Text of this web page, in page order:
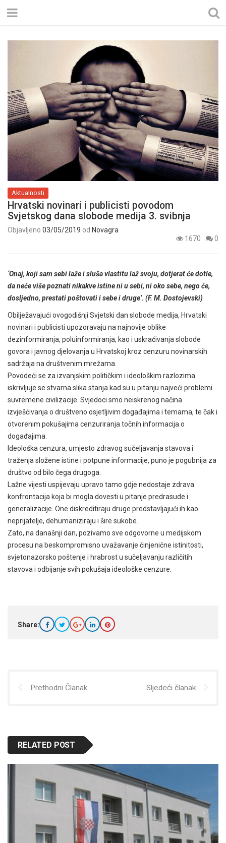
Aktualnosti
Hrvatski novinari i publicisti povodom
Svjetskog dana slobode medija 3. svibnja
Objavljeno 03/05/2019 od Novagra
1670
0
‘Onaj, koji sam sebi laže i sluša vlastitu laž svoju, dotjerat će dotle,
da neće više poznati nikakve istine ni u sebi, ni oko sebe, nego će,
dosljedno, prestati poštovati i sebe i druge’. (F. M. Dostojevski)
Obilježavajući ovogodišnji Svjetski dan slobode medija, Hrvatski
novinari i publicisti upozoravaju na najnovije oblike
dezinformiranja, poluinformiranja, kao i uskraćivanja slobode
govora i javnog djelovanja u Hrvatskoj kroz cenzuru novinarskih
sadržaja na društvenim mrežama.
Povodeći se za izvanjskim političkim i ideološkim razlozima
iskrivljuje se stvarna slika stanja kad su u pitanju najveći problemi
suvremene civilizacije. Svjedoci smo neiskrenog načina
izvješćivanja o društveno osjetljivim događajima i temama, te čak i
otvorenim pokušajima cenzuriranja točnih informacija o
događajima.
Ideološka cenzura, umjesto zdravog sučeljavanja stavova i
traženja složene istine i potpune informacije, puno je pogubnija za
društvo od bilo čega drugoga.
Lažne vijesti uspijevaju upravo tamo gdje nedostaje zdrava
konfrontacija koja bi mogla dovesti u pitanje predrasude i
generalizacije. One diskreditiraju druge predstavljajući ih kao
neprijatelje, dehumaniziraju i šire sukobe.
Zato, na današnji dan, pozivamo sve odgovorne u medijskom
procesu na beskompromisno uvažavanje činjenične istinitosti,
svjetonazorsko poštenje i hrabrost u sučeljavanju različitih
stavova i odbijanje svih pokušaja ideološke cenzure.
Share:
Prethodni Članak Sljedeći članak
RELATED POST